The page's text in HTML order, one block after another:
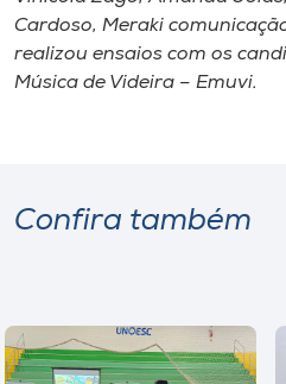
Cardoso, Meraki
realizou ensaios com os
Música de Videira – Emuvi.
Confira também